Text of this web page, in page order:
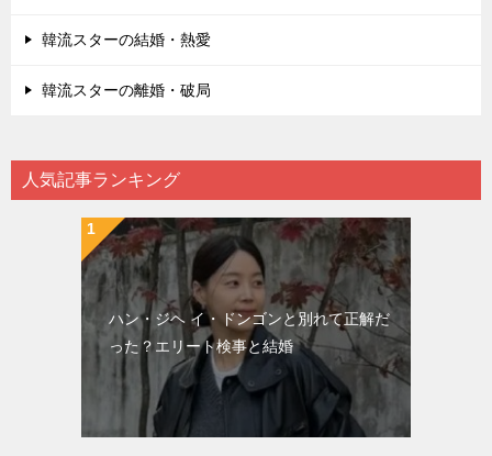
韓流スターの結婚・熱愛
韓流スターの離婚・破局
人気記事ランキング
ハン・ジヘ イ・ドンゴンと別れて正解だ
った？エリート検事と結婚